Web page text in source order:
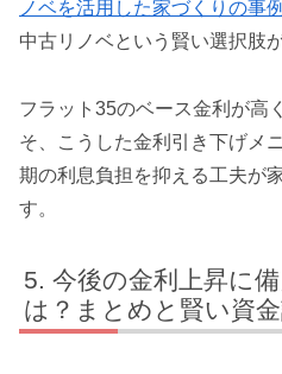
ノベを活用した家づくりの事例
中古リノベという賢い選択肢
フラット35のベース金利が高
そ、こうした金利引き下げメ
期の利息負担を抑える工夫が
す。
今後の金利上昇に
は？まとめと賢い資